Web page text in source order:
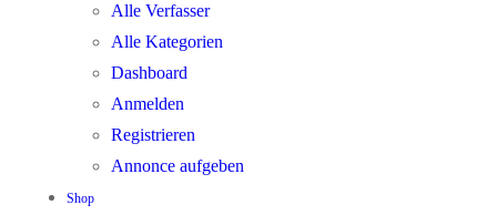
Alle Verfasser
Alle Kategorien
Dashboard
Anmelden
Registrieren
Annonce aufgeben
Shop